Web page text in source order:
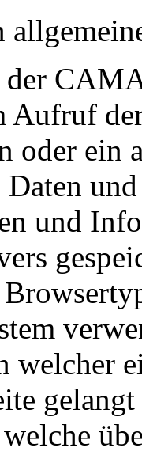
der
Aufruf
oder ein
und
welcher